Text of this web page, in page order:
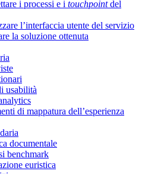
i processi e i touchpointdel
l’interfaccia utente del servizio
la soluzione ottenuta
usabilità
di mappatura dell’esperienza
documentale
benchmark
euristica